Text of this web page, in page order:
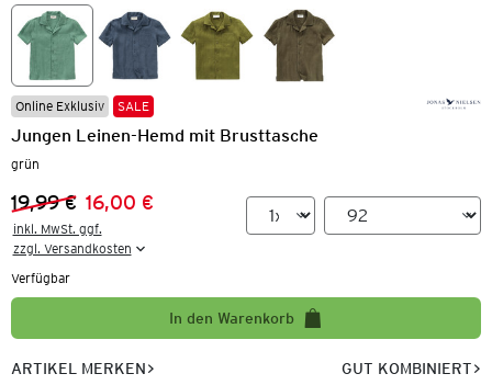
Online Exklusiv SALE
Jungen Leinen-Hemd mit Brusttasche
grün
Vorheriger Preis:
19,99 €
Neuer Preis:
16,00 €
inkl. MwSt. ggf.
zzgl. Versandkosten
Verfügbar
In den Warenkorb
ARTIKEL MERKEN GUT KOMBINIERT